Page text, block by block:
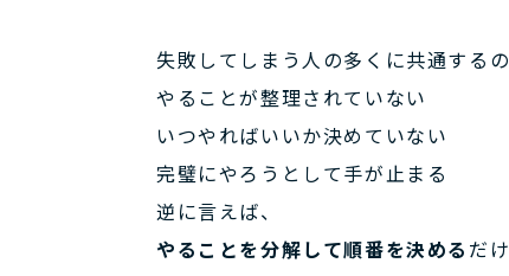
失敗してしまう人の多くに共通する
やることが整理されていない
いつやればいいか決めていない
完璧にやろうとして手が止まる
逆に言えば、
やることを分解して順番を決める だけ